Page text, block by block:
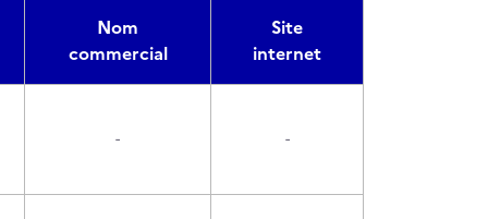
Nom
commercial
Site
internet
- -